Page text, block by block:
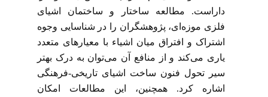
داراست. مطالعه ساختار و ساختمان اشیای
فلزی موزه‌ای، پژوهشگران را در شناسایی وجوه
اشتراک و افتراق میان اشیاء با معیارهای متعدد
یاری می‌کند و از منافع آن می‌توان به درک بهتر
سیر تحول فنون ساخت اشیای تاریخی-فرهنگی
اشاره کرد. همچنین، این مطالعات امکان